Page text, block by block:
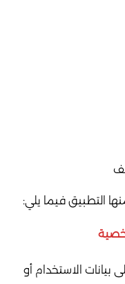
التطبيق فيما يلي:
الاستخدام أو